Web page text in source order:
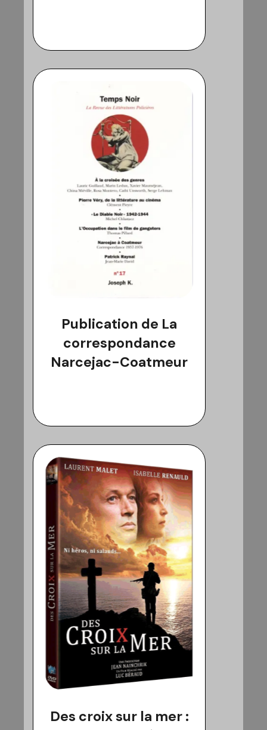
Publication de La
correspondance
Narcejac-Coatmeur
Des croix sur la mer :